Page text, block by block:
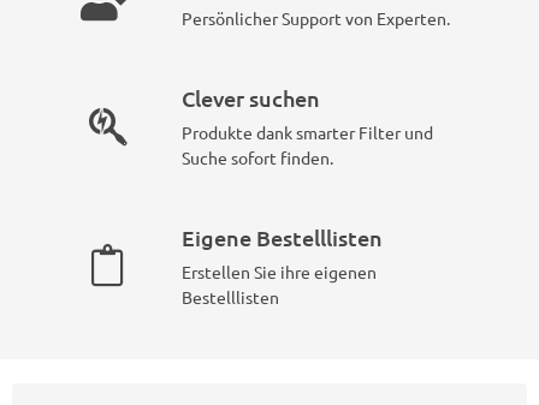
Persönlicher Support von Experten.
Clever suchen
Produkte dank smarter Filter und
Suche sofort finden.
Eigene Bestelllisten
Erstellen Sie ihre eigenen
Bestelllisten